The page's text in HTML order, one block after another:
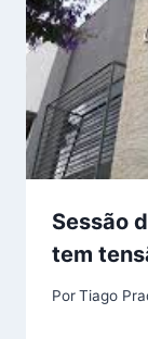
Sessão
tem
PorTiago